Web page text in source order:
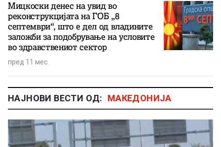
Мицкоски денес на увид во
реконструкцијата на ГОБ „8
септември“, што е дел од владините
заложби за подобрување на условите
во здравствениот сектор
пред 11 мес.
НАЈНОВИ ВЕСТИ ОД: МАКЕДОНИЈА